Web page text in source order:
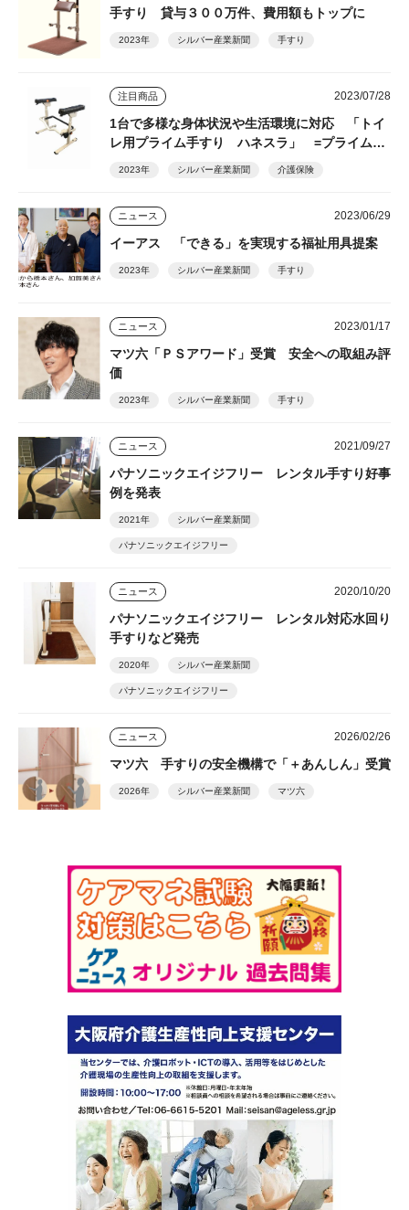
手すり 貸与３００万件、費用額もトップに
2023年 シルバー産業新聞 手すり
注目商品 2023/07/28
1台で多様な身体状況や生活環境に対応 「トイ
レ用プライム手すり ハネスラ」 =プライムケ
アグループ=
2023年 シルバー産業新聞 介護保険
ニュース 2023/06/29
イーアス 「できる」を実現する福祉用具提案
2023年 シルバー産業新聞 手すり
ニュース 2023/01/17
マツ六「ＰＳアワード」受賞 安全への取組み評
価
2023年 シルバー産業新聞 手すり
ニュース 2021/09/27
パナソニックエイジフリー レンタル手すり好事
例を発表
2021年 シルバー産業新聞
パナソニックエイジフリー
ニュース 2020/10/20
パナソニックエイジフリー レンタル対応水回り
手すりなど発売
2020年 シルバー産業新聞
パナソニックエイジフリー
ニュース 2026/02/26
マツ六 手すりの安全機構で「＋あんしん」受賞
2026年 シルバー産業新聞 マツ六